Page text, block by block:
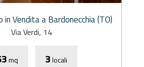
Vendita a Bardonecchia (TO)
Via Verdi, 14
mq 3locali